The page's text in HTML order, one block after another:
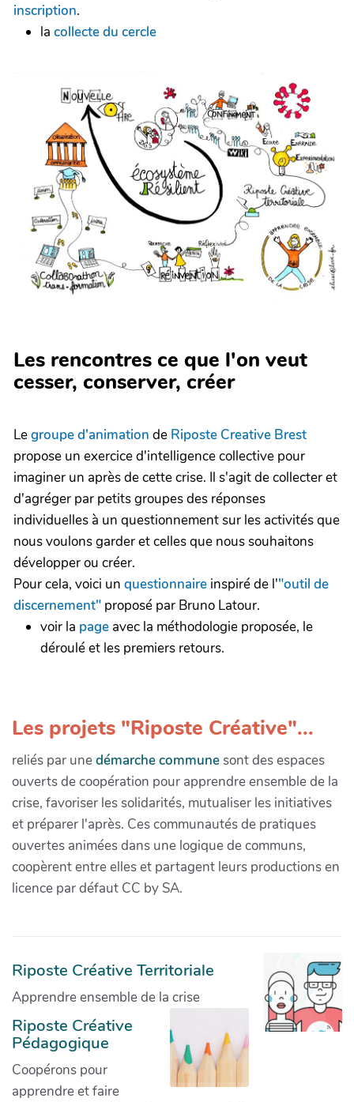
inscription.
la collecte du cercle
Les rencontres ce que l'on veut
cesser, conserver, créer
Legroupe d'animation de Riposte Creative Brest
propose un exercice d'intelligence collective pour
imaginer un après de cette crise. Il s'agit de collecter et
d'agréger par petits groupes des réponses
individuelles à un questionnement sur les activités que
nous voulons garder et celles que nous souhaitons
développer ou créer.
Pour cela, voici un questionnaire inspiré de l'"outil de
discernement" proposé par Bruno Latour.
voir la page avec la méthodologie proposée, le
déroulé et les premiers retours.